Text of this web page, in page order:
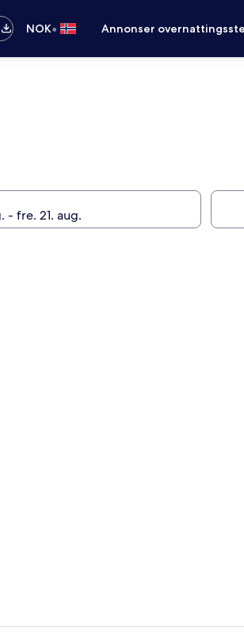
NOK• Annonser